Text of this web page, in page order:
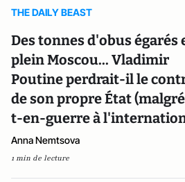
THE DAILY BEAST
Des tonnes d'obus égarés
plein Moscou... Vladimir
Poutine perdrait-il le
de son propre État
t-en-guerre à
Anna Nemtsova
1 min de lecture